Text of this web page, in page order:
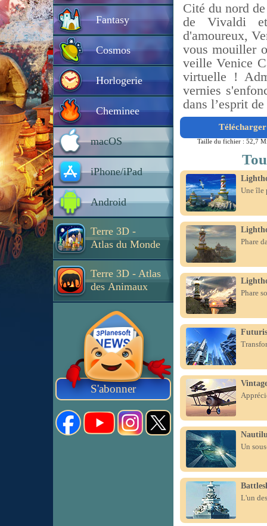
Fantasy
Cosmos
Horlogerie
Cheminee
macOS
iPhone/iPad
Android
Terre 3D -
Atlas du Monde
Terre 3D - Atlas
des Animaux
S'abonner
Cité du nord
de Vivaldi
d'amoureux,
vous mouiller
veille Venice
virtuelle !
vernies
dans l’esprit
Taille du fichier : 52,7
Une île
Phare
Phare
Un
L'un